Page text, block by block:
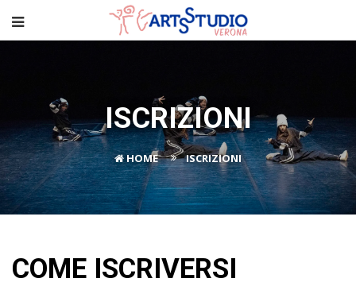
ISCRIZIONI
HOME ISCRIZIONI
COME ISCRIVERSI